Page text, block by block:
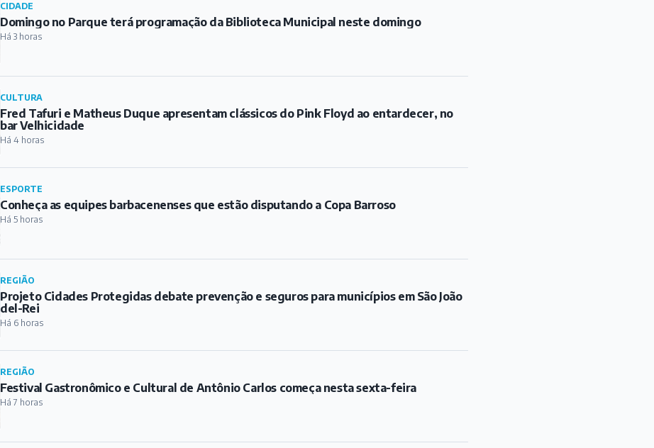
CIDADE
Domingo no Parque terá programação da Biblioteca Municipal neste domingo
Há 3 horas
CULTURA
Fred Tafuri e Matheus Duque apresentam clássicos do Pink Floyd ao entardecer, no
bar Velhicidade
Há 4 horas
ESPORTE
Conheça as equipes barbacenenses que estão disputando a Copa Barroso
Há 5 horas
REGIÃO
Projeto Cidades Protegidas debate prevenção e seguros para municípios em São João
del-Rei
Há 6 horas
REGIÃO
Festival Gastronômico e Cultural de Antônio Carlos começa nesta sexta-feira
Há 7 horas